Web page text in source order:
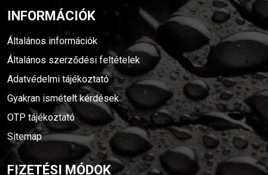
INFORMÁCIÓK
Általános információk
Általános szerződési feltételek
Adatvédelmi tájékoztató
Gyakran ismételt kérdések
OTP tájékoztató
Sitemap
FIZETÉSI MÓDOK